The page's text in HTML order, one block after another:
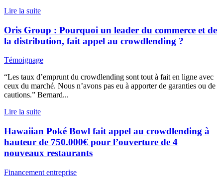
Lire la suite
Oris Group : Pourquoi un leader du commerce et de
la distribution, fait appel au crowdlending ?
Témoignage
“Les taux d’emprunt du crowdlending sont tout à fait en ligne avec
ceux du marché. Nous n’avons pas eu à apporter de garanties ou de
cautions.” Bernard...
Lire la suite
Hawaiian Poké Bowl fait appel au crowdlending à
hauteur de 750.000€ pour l’ouverture de 4
nouveaux restaurants
Financement entreprise